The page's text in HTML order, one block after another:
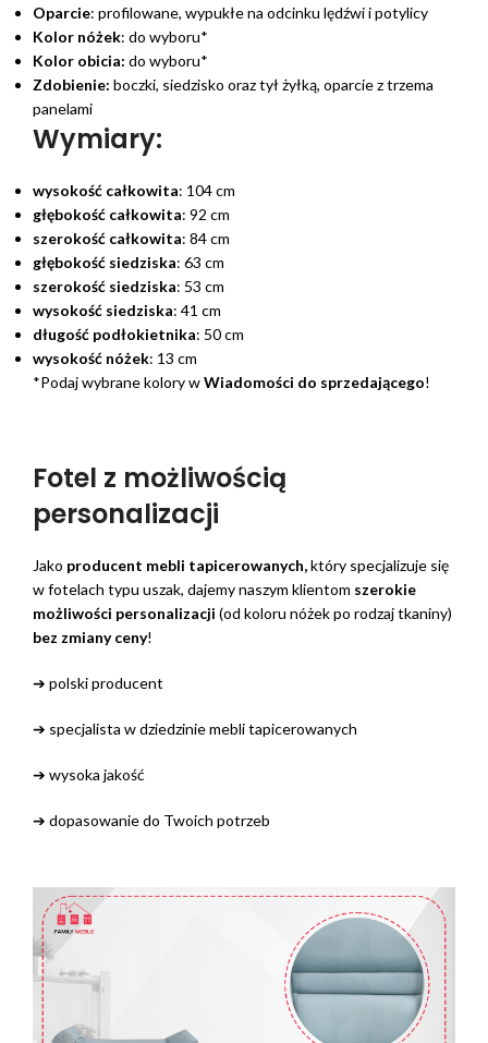
Oparcie: profilowane, wypukłe na odcinku lędźwi i potylicy
Kolor nóżek: do wyboru*
Kolor obicia: do wyboru*
Zdobienie: boczki, siedzisko oraz tył żyłką, oparcie z trzema
panelami
Wymiary:
wysokość całkowita: 104 cm
głębokość całkowita: 92 cm
szerokość całkowita: 84 cm
głębokość siedziska: 63 cm
szerokość siedziska: 53 cm
wysokość siedziska: 41 cm
długość podłokietnika: 50 cm
wysokość nóżek: 13 cm
*Podaj wybrane kolory wWiadomości do sprzedającego!
Fotel z możliwością
personalizacji
Jako producent mebli tapicerowanych,który specjalizuje się
w fotelach typu uszak, dajemy naszym klientom szerokie
możliwości personalizacji (od koloru nóżek po rodzaj tkaniny)
bez zmiany ceny!
➔ polski producent
➔ specjalista w dziedzinie mebli tapicerowanych
➔ wysoka jakość
➔ dopasowanie do Twoich potrzeb